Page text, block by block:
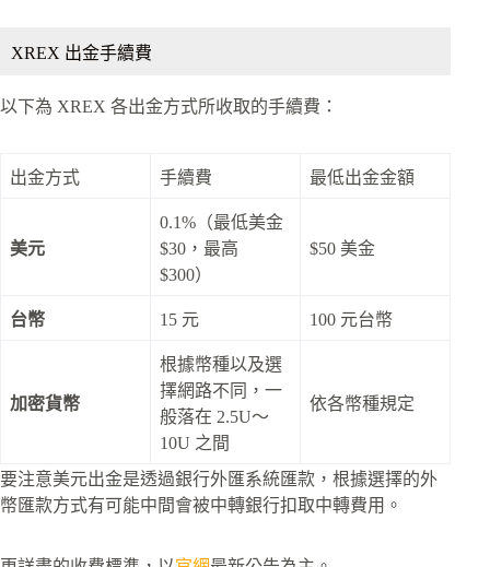
XREX 出金手續費
以下為 XREX 各出金方式所收取的手續費：
出金方式 手續費 最低出金金額
美元
0.1%（最低美金
$30，最高
$300）
$50 美金
台幣 15 元 100 元台幣
加密貨幣
根據幣種以及選
擇網路不同，一
般落在 2.5U～
10U 之間
依各幣種規定
要注意美元出金是透過銀行外匯系統匯款，根據選擇的外
幣匯款方式有可能中間會被中轉銀行扣取中轉費用。